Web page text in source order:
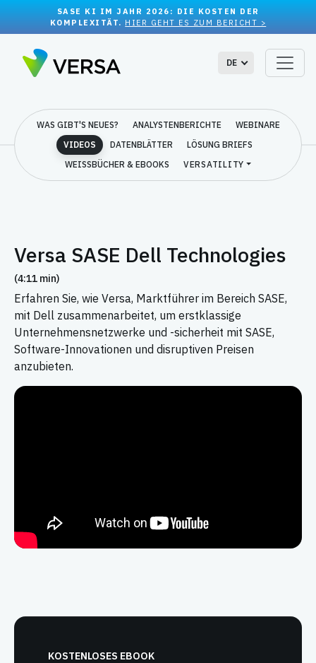
SASE KI IM JAHR 2026: DIE KOSTEN DER
KOMPLEXITÄT. HIER GEHT ES ZUM BERICHT >
DE
WAS GIBT'S NEUES? ANALYSTENBERICHTE
WEBINARE
VIDEOS
DATENBLÄTTER
LÖSUNG BRIEFS
WEISSBÜCHER & EBOOKS
VERSATILITY
Versa SASE Dell Technologies
(4:11 min)
Erfahren Sie, wie Versa, Marktführer im Bereich SASE,
mit Dell zusammenarbeitet, um erstklassige
Unternehmensnetzwerke und -sicherheit mit SASE,
Software-Innovationen und disruptiven Preisen
anzubieten.
KOSTENLOSES EBOOK